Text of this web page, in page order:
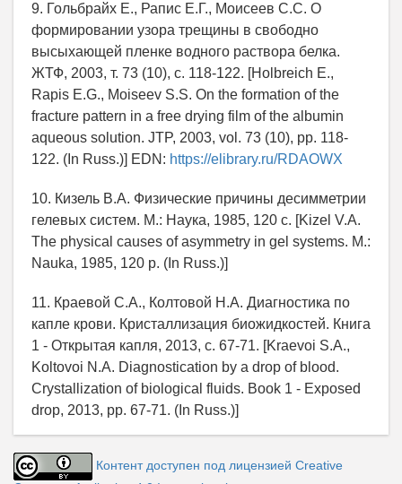
9. Гольбрайх Е., Рапис Е.Г., Моисеев С.С. О
формировании узора трещины в свободно
высыхающей пленке водного раствора белка.
ЖТФ, 2003, т. 73 (10), c. 118-122. [Holbreich Е.,
Rapis Е.G., Moiseev S.S. On the formation of the
fracture pattern in a free drying film of the albumin
aqueous solution. JTP, 2003, vol. 73 (10), pp. 118-
122. (In Russ.)] EDN: https://elibrary.ru/RDAOWX
10. Кизель В.А. Физические причины десимметрии
гелевых систем. М.: Наука, 1985, 120 с. [Kizel V.А.
The physical causes of asymmetry in gel systems. М.:
Nauka, 1985, 120 p. (In Russ.)]
11. Краевой С.А., Колтовой Н.А. Диагностика по
капле крови. Кристаллизация биожидкостей. Книга
1 - Открытая капля, 2013, c. 67-71. [Kraevoi S.А.,
Koltovoi N.А. Diagnostication by a drop of blood.
Crystallization of biological fluids. Book 1 - Exposed
drop, 2013, pp. 67-71. (In Russ.)]
Контент доступен под лицензией Creative